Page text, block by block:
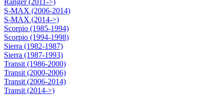
Ranger (2011->)
S-MAX (2006-2014)
S-MAX (2014->)
Scorpio (1985-1994)
Scorpio (1994-1998)
Sierra (1982-1987)
Sierra (1987-1993)
Transit (1986-2000)
Transit (2000-2006)
Transit (2006-2014)
Transit (2014->)